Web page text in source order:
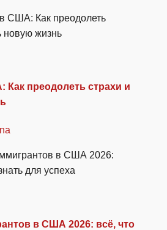
преодолеть страхи и
в США 2026: всё, что